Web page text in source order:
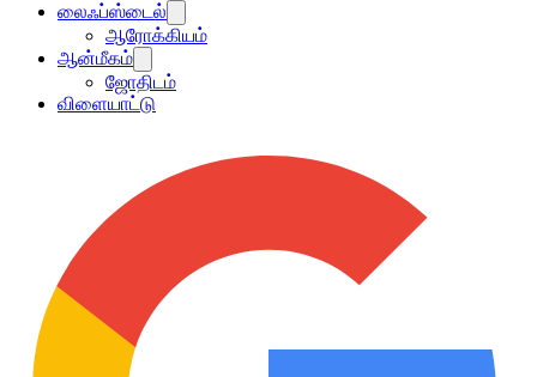
லைஃப்ஸ்டைல்
ஆரோக்கியம்
ஆன்மீகம்
ஜோதிடம்
விளையாட்டு